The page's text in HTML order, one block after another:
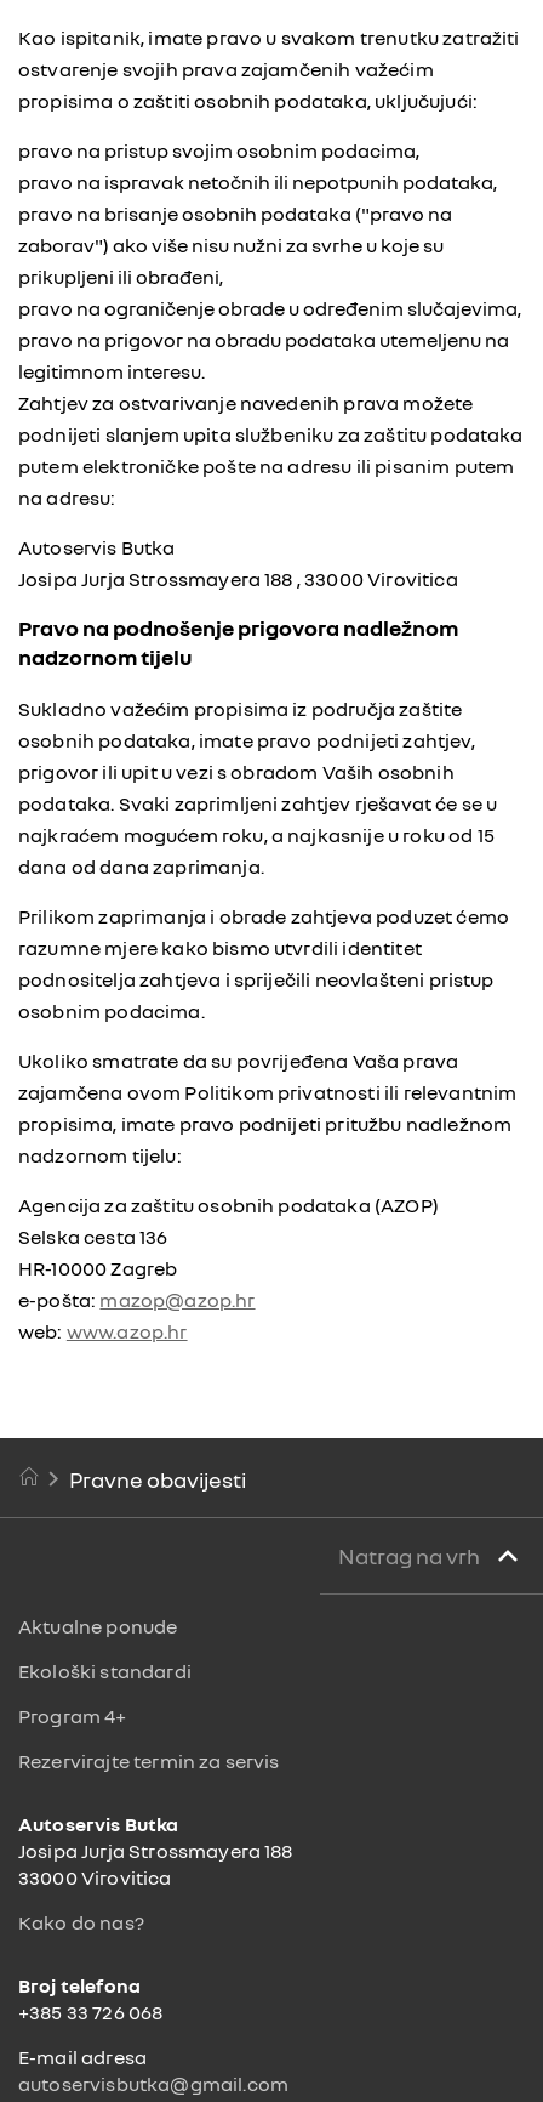
Kao ispitanik, imate pravo u svakom trenutku zatražiti
ostvarenje svojih prava zajamčenih važećim
propisima o zaštiti osobnih podataka, uključujući:
pravo na pristup svojim osobnim podacima,
pravo na ispravak netočnih ili nepotpunih podataka,
pravo na brisanje osobnih podataka ("pravo na
zaborav") ako više nisu nužni za svrhe u koje su
prikupljeni ili obrađeni,
pravo na ograničenje obrade u određenim slučajevima,
pravo na prigovor na obradu podataka utemeljenu na
legitimnom interesu.
Zahtjev za ostvarivanje navedenih prava možete
podnijeti slanjem upita službeniku za zaštitu podataka
putem elektroničke pošte na adresu ili pisanim putem
na adresu:
Autoservis Butka
Josipa Jurja Strossmayera 188 , 33000 Virovitica
Pravo na podnošenje prigovora nadležnom
nadzornom tijelu
Sukladno važećim propisima iz područja zaštite
osobnih podataka, imate pravo podnijeti zahtjev,
prigovor ili upit u vezi s obradom Vaših osobnih
podataka. Svaki zaprimljeni zahtjev rješavat će se u
najkraćem mogućem roku, a najkasnije u roku od 15
dana od dana zaprimanja.
Prilikom zaprimanja i obrade zahtjeva poduzet ćemo
razumne mjere kako bismo utvrdili identitet
podnositelja zahtjeva i spriječili neovlašteni pristup
osobnim podacima.
Ukoliko smatrate da su povrijeđena Vaša prava
zajamčena ovom Politikom privatnosti ili relevantnim
propisima, imate pravo podnijeti pritužbu nadležnom
nadzornom tijelu:
Agencija za zaštitu osobnih podataka (AZOP)
Selska cesta 136
HR-10000 Zagreb
e-pošta: mazop@azop.hr
web: www.azop.hr
Pravne obavijesti
Natrag na vrh
Aktualne ponude
Ekološki standardi
Program 4+
Rezervirajte termin za servis
Autoservis Butka
Josipa Jurja Strossmayera 188
33000 Virovitica
Kako do nas?
Broj telefona
+385 33 726 068
E-mail adresa
autoservisbutka@gmail.com